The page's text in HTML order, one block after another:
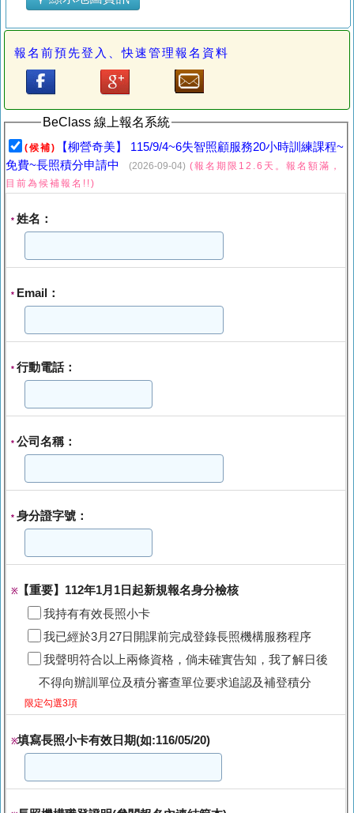
報名前預先登入、快速管理報名資料
BeClass 線上報名系統
(候補)
【柳營奇美】 115/9/4~6失智照顧服務20小時訓練課程~
免費~長照積分申請中
(2026-09-04) (報名期限12.6天。報名額滿，
目前為候補報名!!)
* 姓名：
* Email：
* 行動電話：
* 公司名稱：
* 身分證字號：
※【重要】112年1月1日起新規報名身分檢核
我持有有效長照小卡
我已經於3月27日開課前完成登錄長照機構服務程序
我聲明符合以上兩條資格，倘未確實告知，我了解日後
不得向辦訓單位及積分審查單位要求追認及補登積分
限定勾選3項
※填寫長照小卡有效日期(如:116/05/20)